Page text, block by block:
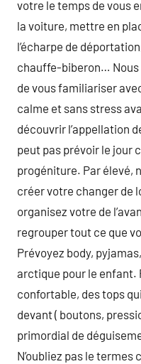
votre le temps de vous
la voiture, mettre en
l’écharpe de
chauffe-biberon… Nous
de vous familiariser
calme et sans stress
découvrir l’appellation
peut pas prévoir le jour
progéniture. Par élevé,
créer votre changer de
organisez votre de
regrouper tout ce que
Prévoyez body,
arctique pour le enfant.
confortable, des tops
devant ( boutons,
primordial de
N’oubliez pas le